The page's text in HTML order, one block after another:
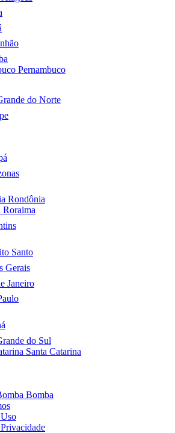
Pernambuco
do Norte
Rondônia
Roraima
Santo
Gerais
Janeiro
do Sul
Santa Catarina
Bomba